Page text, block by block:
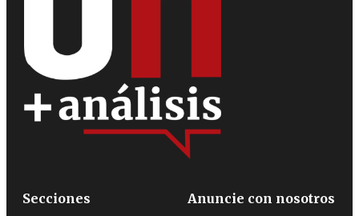
Secciones
Anuncie con nosotros